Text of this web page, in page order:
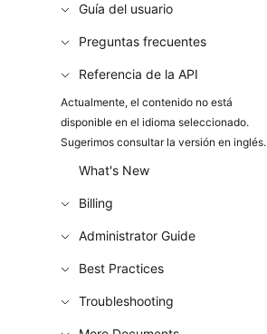
Guía del usuario
Preguntas frecuentes
Referencia de la API
Actualmente, el contenido no está
disponible en el idioma seleccionado.
Sugerimos consultar la versión en inglés.
What's New
Billing
Administrator Guide
Best Practices
Troubleshooting